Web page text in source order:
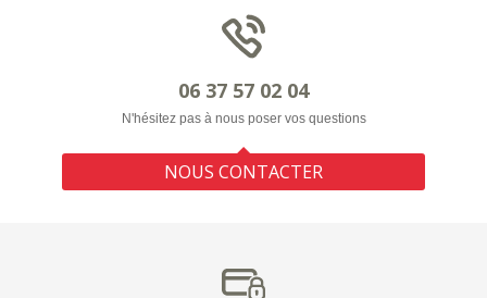
06 37 57 02 04
N'hésitez pas à nous poser vos questions
NOUS CONTACTER